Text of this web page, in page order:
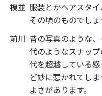
榎並 服装とかヘアスタイ
その頃のものでしょ
前川 昔の写真のような
代のようなスナッ
代を超越している
ど妙に惹かれてし
よさがあります。